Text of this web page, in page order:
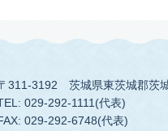
311-3192
茨城県東茨城郡茨
029-292-1111(代表)
029-292-6748(代表)